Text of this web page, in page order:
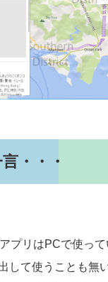
・・・
プリはPCで使って
して使うことも無